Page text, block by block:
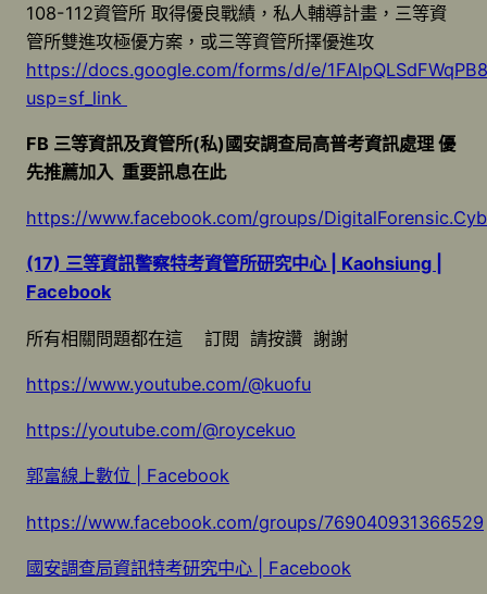
108-112資管所 取得優良戰績，私人輔導計畫，三等資
管所雙進攻極優方案，或三等資管所擇優進攻
https://docs.google.com/forms/d/e/
usp=sf_link
FB 三等資訊及資管所(私)國安調查局高普考資訊處理 優
先推薦加入 重要訊息在此
https://www.facebook.com/groups/
(17) 三等資訊警察特考資管所研究中心 | Kaohsiung |
Facebook
所有相關問題都在這 訂閱 請按讚 謝謝
https://www.youtube.com/@kuofu
https://youtube.com/@roycekuo
郭富線上數位 | Facebook
https://www.facebook.com/groups/769040931366529
國安調查局資訊特考研究中心 | Facebook